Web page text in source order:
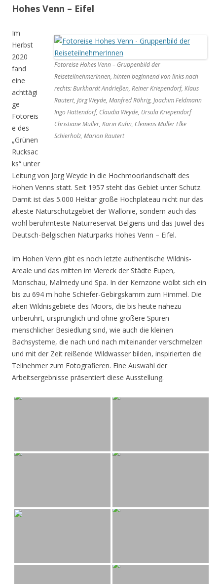
Hohes Venn – Eifel
Fotoreise Hohes Venn – Gruppenbild der
ReiseteilnehmerInnen, hinten beginnend von links nach
rechts: Burkhardt Andrießen, Reiner Kriependorf, Klaus
Rautert, Jörg Weyde, Manfred Röhrig, Joachim Feldmann
Ingo Hattendorf, Claudia Weyde, Ursula Kriependorf
Christiane Müller, Karin Kühn, Clemens Müller Elke
Schierholz, Marion Rautert
Im
Herbst
2020
fand
eine
achttägi
ge
Fotoreis
e des
„Grünen
Rucksac
ks“ unter
Leitung von Jörg Weyde in die Hochmoorlandschaft des
Hohen Venns statt. Seit 1957 steht das Gebiet unter Schutz.
Damit ist das 5.000 Hektar große Hochplateau nicht nur das
älteste Naturschutzgebiet der Wallonie, sondern auch das
wohl berühmteste Naturreservat Belgiens und das Juwel des
Deutsch-Belgischen Naturparks Hohes Venn – Eifel.
Im Hohen Venn gibt es noch letzte authentische Wildnis-
Areale und das mitten im Viereck der Städte Eupen,
Monschau, Malmedy und Spa. In der Kernzone wölbt sich ein
bis zu 694 m hohe Schiefer-Gebirgskamm zum Himmel. Die
alten Wildnisgebiete des Moors, die bis heute nahezu
unberührt, ursprünglich und ohne größere Spuren
menschlicher Besiedlung sind, wie auch die kleinen
Bachsysteme, die nach und nach miteinander verschmelzen
und mit der Zeit reißende Wildwasser bilden, inspirierten die
Teilnehmer zum Fotografieren. Eine Auswahl der
Arbeitsergebnisse präsentiert diese Ausstellung.